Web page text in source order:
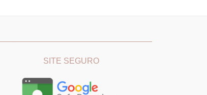
SITE SEGURO